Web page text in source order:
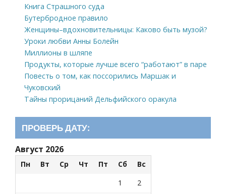
Книга Страшного суда
Бутербродное правило
Женщины–вдохновительницы: Каково быть музой?
Уроки любви Анны Болейн
Миллионы в шляпе
Продукты, которые лучше всего “работают” в паре
Повесть о том, как поссорились Маршак и
Чуковский
Тайны прорицаний Дельфийского оракула
ПРОВЕРЬ ДАТУ:
Август 2026
Пн Вт Ср Чт Пт Сб
Вс
1
2